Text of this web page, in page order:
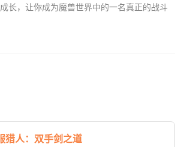
长，让你成为魔兽世界中的一名真正的战斗
猎人：双手剑之道